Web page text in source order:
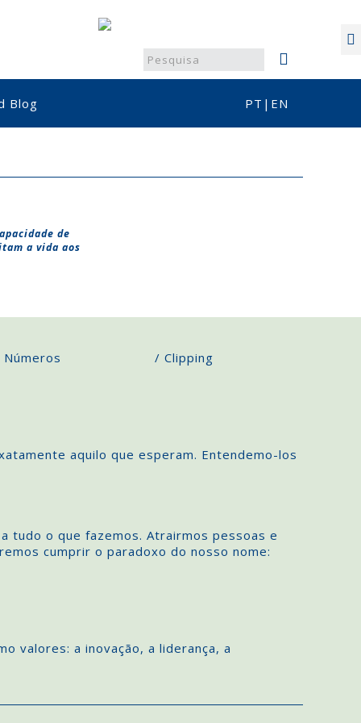
Blog PT | EN
de
a vida aos
/ Clipping
aquilo que esperam. Entendemo-los
tudo o que fazemos. Atrairmos pessoas e
cumprir o paradoxo do nosso nome:
valores: a inovação, a liderança, a